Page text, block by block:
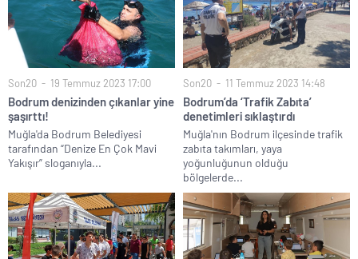
Son20 19 Temmuz 2023 17:00
Bodrum denizinden çıkanlar yine
şaşırttı!
Muğla'da Bodrum Belediyesi
tarafından “Denize En Çok Mavi
Yakışır” sloganıyla...
Son20 11 Temmuz 2023 14:48
Bodrum’da ‘Trafik Zabıta’
denetimleri sıklaştırdı
Muğla'nın Bodrum ilçesinde trafik
zabıta takımları, yaya
yoğunluğunun olduğu
bölgelerde...